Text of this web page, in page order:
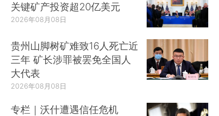
关键矿产投资超20亿美元
2026年08月08日
贵州山脚树矿难致16人死亡近
三年 矿长涉罪被罢免全国人
大代表
2026年08月08日
专栏｜沃什遭遇信任危机